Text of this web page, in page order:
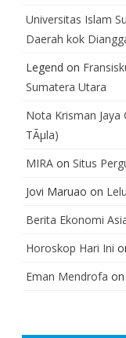
Universitas Islam
Daerah kok
Legend on
Sumatera Utara
Nota Krisman Jaya
TÃµla)
MIRA on Situs
Jovi Maruao on
Berita Ekonomi
Horoskop Hari Ini
Eman Mendrofa on